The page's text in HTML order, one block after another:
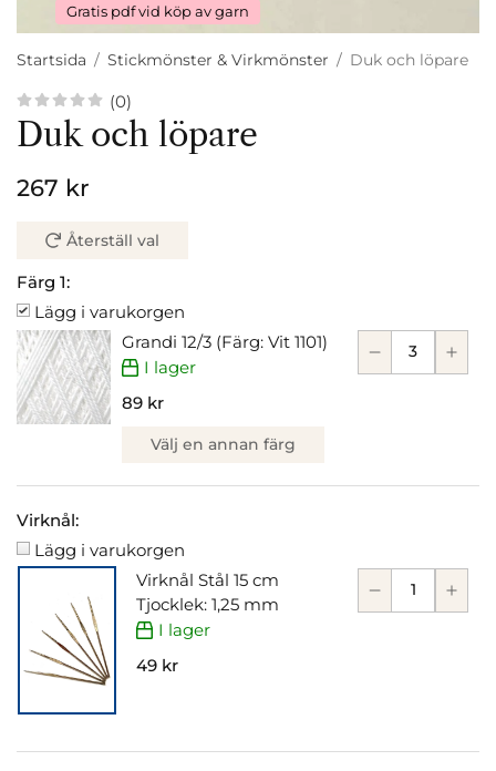
Gratis pdf vid köp av garn
Startsida / Stickmönster & Virkmönster / Duk och löpare
(0)
Duk och löpare
267 kr
Återställ val
Färg 1:
Lägg i varukorgen
Grandi 12/3 (Färg: Vit 1101)
I lager
89 kr
Välj en annan färg
Virknål:
Lägg i varukorgen
Virknål Stål 15 cm
Tjocklek: 1,25 mm
I lager
49 kr